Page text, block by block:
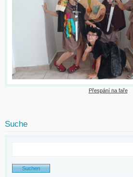
Přespání na faře
Suche